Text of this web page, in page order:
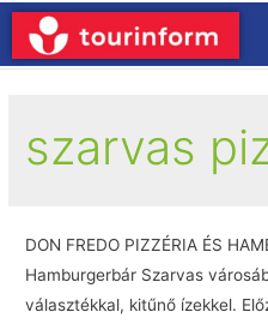
szarvas
DON FREDO PIZZÉRIA ÉS
Hamburgerbár Szarvas
választékkal, kitűnő ízekkel.